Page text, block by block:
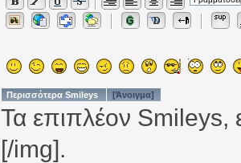
Περισσότερα Smileys [Άνοιγμα]
Τα επιπλέον Smileys,
[/img].